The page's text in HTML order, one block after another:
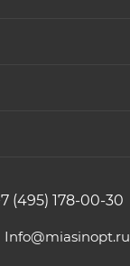
(495) 178-00-30
Info@miasinopt.ru